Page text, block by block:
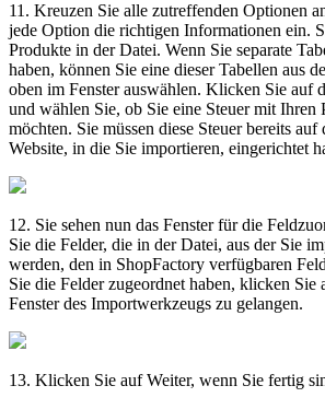
11. Kreuzen Sie alle zutreffenden Optionen
jede Option die richtigen Informationen ein.
Produkte in der Datei. Wenn Sie separate
haben, können Sie eine dieser Tabellen aus
oben im Fenster auswählen. Klicken Sie auf
und wählen Sie, ob Sie eine Steuer mit Ihren
möchten. Sie müssen diese Steuer bereits
Website, in die Sie importieren, eingerichtet
12. Sie sehen nun das Fenster für die
Sie die Felder, die in der Datei, aus der Sie
werden, den in ShopFactory verfügbaren
Sie die Felder zugeordnet haben, klicken Sie
Fenster des Importwerkzeugs zu gelangen.
13. Klicken Sie auf Weiter, wenn Sie fertig